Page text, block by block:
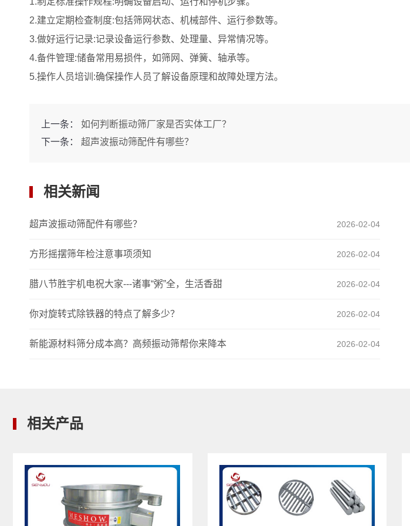
2.建立定期检查制度:包括筛网状态、机械部件、运行参数等。
3.做好运行记录:记录设备运行参数、处理量、异常情况等。
4.备件管理:储备常用易损件，如筛网、弹簧、轴承等。
5.操作人员培训:确保操作人员了解设备原理和故障处理方法。
上一条： 如何判断振动筛厂家是否实体工厂？
下一条： 超声波振动筛配件有哪些？
相关新闻
2026-02-04
超声波振动筛配件有哪些？
2026-02-04
方形摇摆筛年检注意事项须知
2026-02-04
腊八节胜宇机电祝大家---诸事“粥”全，生活香甜
2026-02-04
你对旋转式除铁器的特点了解多少？
2026-02-04
新能源材料筛分成本高？高频振动筛帮你来降本
相关产品